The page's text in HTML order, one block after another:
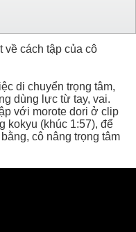
về cách tập của cô
di chuyển trọng tâm,
dùng lực từ tay, vai.
với morote dori ở clip
kokyu (khúc 1:57), để
cô nâng trọng tâm